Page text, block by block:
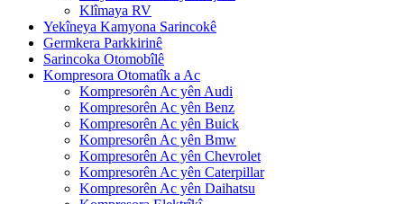
Klîmaya RV
Yekîneya Kamyona Sarincokê
Germkera Parkkirinê
Sarincoka Otomobîlê
Kompresora Otomatîk a Ac
Kompresorên Ac yên Audi
Kompresorên Ac yên Benz
Kompresorên Ac yên Buick
Kompresorên Ac yên Bmw
Kompresorên Ac yên Chevrolet
Kompresorên Ac yên Caterpillar
Kompresorên Ac yên Daihatsu